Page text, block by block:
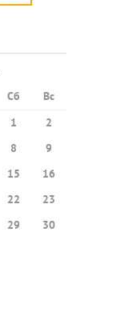
Сб
Вс
1
2
8
9
15
16
22
23
29
30